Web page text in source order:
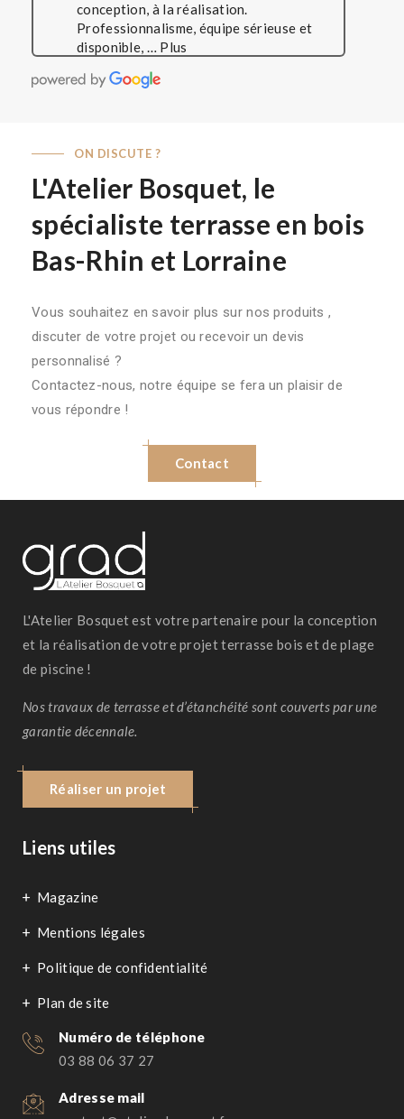
conception, à la réalisation.
Professionnalisme, équipe sérieuse et
disponible, … Plus
ON DISCUTE ?
L'Atelier Bosquet, le
spécialiste terrasse en bois
Bas-Rhin et Lorraine
Vous souhaitez en savoir plus sur nos produits ,
discuter de votre projet ou recevoir un devis
personnalisé ?
Contactez-nous, notre équipe se fera un plaisir de
vous répondre !
Contact
L'Atelier Bosquet est votre partenaire pour la conception
et la réalisation de votre projet terrasse bois et de plage
de piscine !
Nos travaux de terrasse et d’étanchéité sont couverts par une
garantie décennale.
Réaliser un projet
Liens utiles
Magazine
Mentions légales
Politique de confidentialité
Plan de site
Numéro de téléphone
03 88 06 37 27
Adresse mail